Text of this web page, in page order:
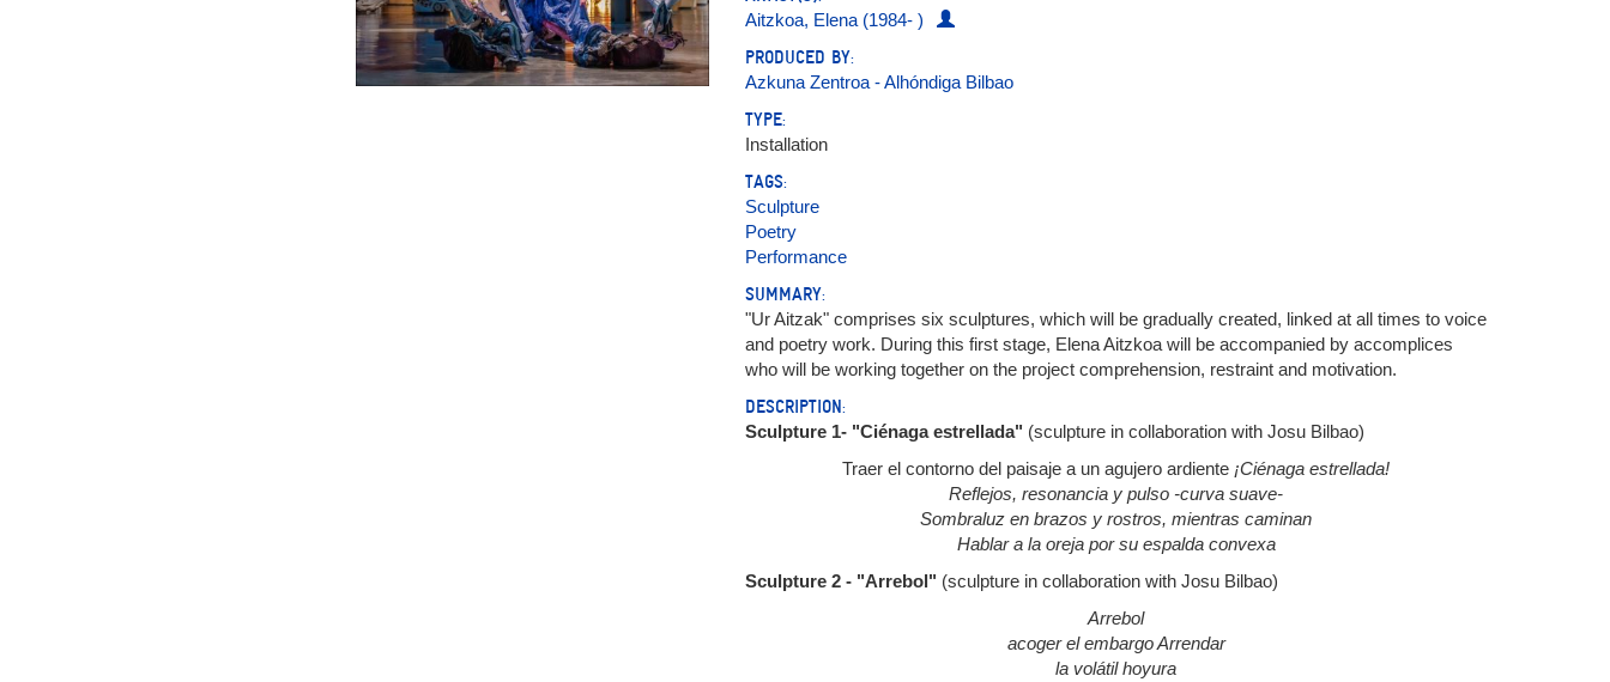
Aitzkoa, Elena (1984- )
PRODUCED BY:
Azkuna Zentroa - Alhóndiga Bilbao
TYPE:
Installation
TAGS:
Sculpture
Poetry
Performance
SUMMARY:
"Ur Aitzak" comprises six sculptures, which will be gradually created, linked at all times to voice
and poetry work. During this first stage, Elena Aitzkoa will be accompanied by accomplices
who will be working together on the project comprehension, restraint and motivation.
DESCRIPTION:
Sculpture 1- "Ciénaga estrellada" (sculpture in collaboration with Josu Bilbao)
Traer el contorno del paisaje a un agujero ardiente ¡Ciénaga estrellada!
Reflejos, resonancia y pulso -curva suave-
Sombraluz en brazos y rostros, mientras caminan
Hablar a la oreja por su espalda convexa
Sculpture 2 - "Arrebol" (sculpture in collaboration with Josu Bilbao)
Arrebol
acoger el embargo Arrendar
la volátil hoyura